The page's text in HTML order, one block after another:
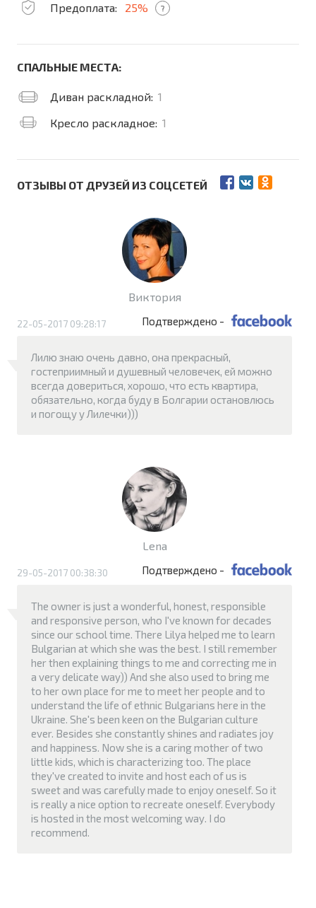
Предоплата:
25% ?
СПАЛЬНЫЕ МЕСТА:
Диван раскладной: 1
Кресло раскладное: 1
ОТЗЫВЫ ОТ ДРУЗЕЙ ИЗ СОЦСЕТЕЙ
Виктория
Подтверждено -
22-05-2017 09:28:17
Лилю знаю очень давно, она прекрасный,
гостеприимный и душевный человечек, ей можно
всегда довериться, хорошо, что есть квартира,
обязательно, когда буду в Болгарии остановлюсь
и погощу у Лилечки)))
Lena
Подтверждено -
29-05-2017 00:38:30
The owner is just a wonderful, honest, responsible
and responsive person, who I've known for decades
since our school time. There Lilya helped me to learn
Bulgarian at which she was the best. I still remember
her then explaining things to me and correcting me in
a very delicate way)) And she also used to bring me
to her own place for me to meet her people and to
understand the life of ethnic Bulgarians here in the
Ukraine. She's been keen on the Bulgarian culture
ever. Besides she constantly shines and radiates joy
and happiness. Now she is a caring mother of two
little kids, which is characterizing too. The place
they've created to invite and host each of us is
sweet and was carefully made to enjoy oneself. So it
is really a nice option to recreate oneself. Everybody
is hosted in the most welcoming way. I do
recommend.